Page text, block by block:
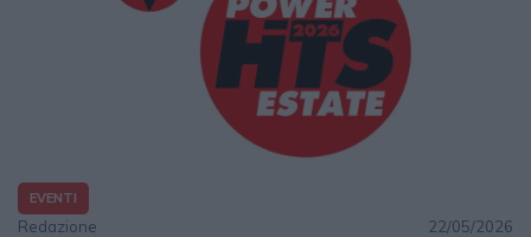
EVENTI
Redazione 22/05/2026